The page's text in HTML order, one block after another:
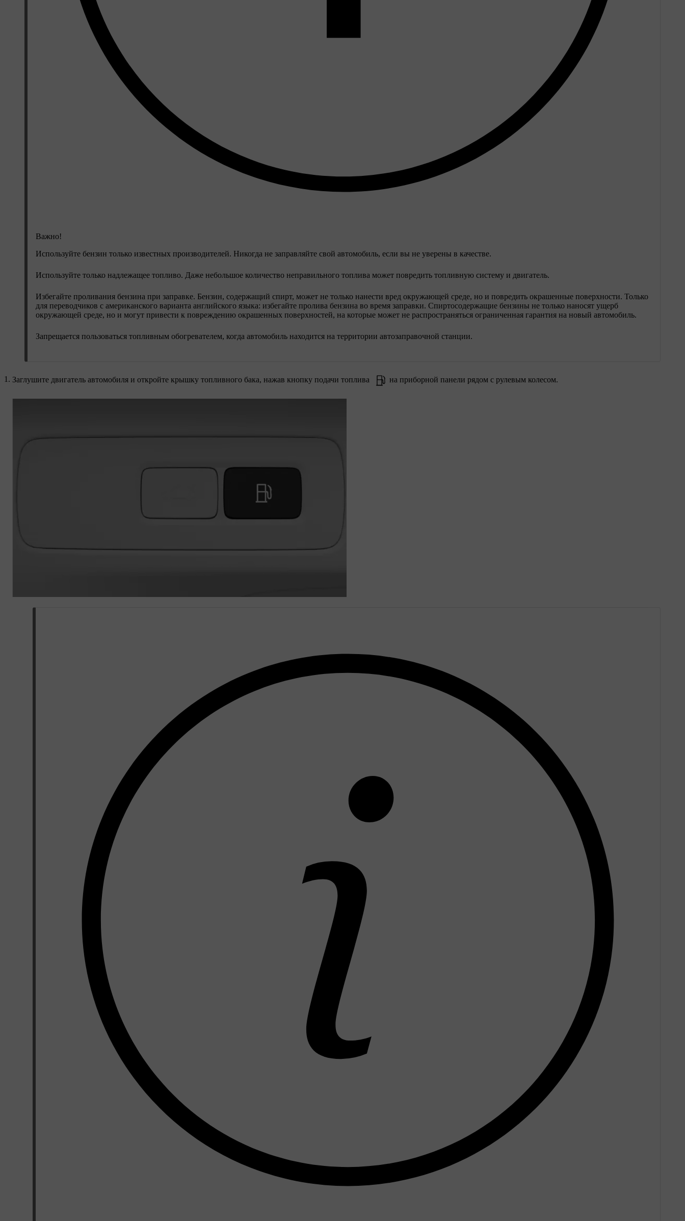
Важно!
Используйте бензин только известных производителей. Никогда не заправляйте свой автомобиль, если вы не уверены в качестве.
Используйте только надлежащее топливо. Даже небольшое количество неправильного топлива может повредить топливную систему и двигатель.
Избегайте проливания бензина при заправке. Бензин, содержащий спирт, может не только нанести вред окружающей среде, но и повредить окрашенные поверхности. Только
для переводчиков с американского варианта английского языка: избегайте пролива бензина во время заправки. Спиртосодержащие бензины не только наносят ущерб
окружающей среде, но и могут привести к повреждению окрашенных поверхностей, на которые может не распространяться ограниченная гарантия на новый автомобиль.
Запрещается пользоваться топливным обогревателем, когда автомобиль находится на территории автозаправочной станции.
Заглушите двигатель автомобиля и откройте крышку топливного бака, нажав кнопку подачи топлива на приборной панели рядом с рулевым колесом.